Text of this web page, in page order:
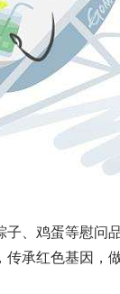
、鸡蛋等慰问
承红色基因，